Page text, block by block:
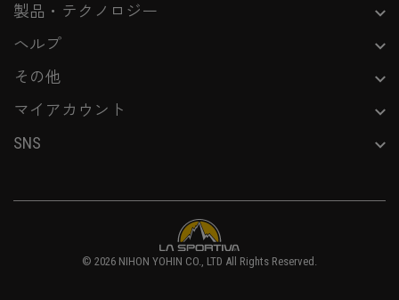
製品・テクノロジー
ヘルプ
その他
マイアカウント
SNS
© 2026 NIHON YOHIN CO., LTD All Rights Reserved.